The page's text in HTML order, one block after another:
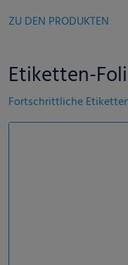
ZU DEN PRODUKTEN
Etiketten-
Fortschrittliche